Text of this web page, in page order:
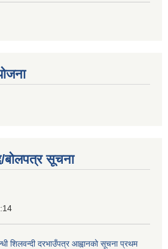
बोलपत्र सूचना
शिलवन्दी दरभाउँपत्र आह्वानको सूचना प्रथम